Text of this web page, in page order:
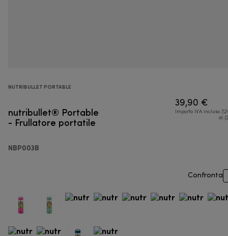
NUTRIBULLET PORTABLE
nutribullet® Portable
- Frullatore portatile
NBP003B
39,90 €
Importo IVA incluso
di
Confronta